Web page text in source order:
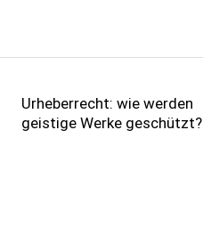
Urheberrecht: wie werden
geistige Werke geschützt?